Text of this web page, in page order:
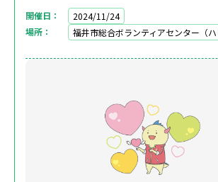
開催日
2024/11/24
場所
福井市総合ボランティアセンター（ハ